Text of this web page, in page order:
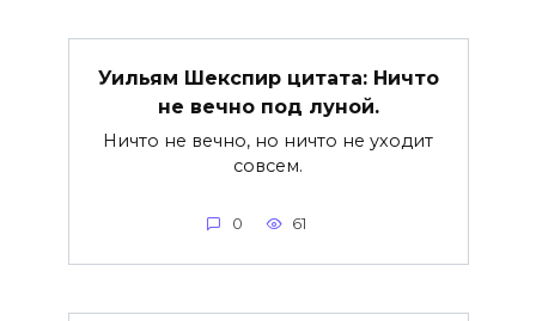
Уильям Шекспир цитата: Ничто
не вечно под луной.
Ничто не вечно, но ничто не уходит
совсем.
0 61